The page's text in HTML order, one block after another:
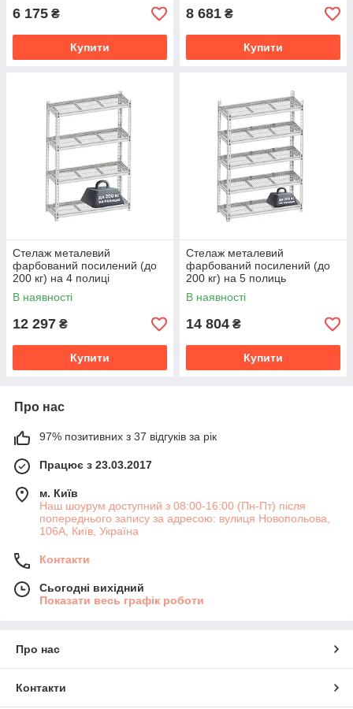
6 175 ₴
Купити
8 681 ₴
Купити
Стелаж металевий
фарбований посилений (до
200 кг) на 4 полиці
(1206х406х1800 мм) ТМ
"KOLCHUGA" (Кольчуга)
В наявності
12 297 ₴
Купити
Стелаж металевий
фарбований посилений (до
200 кг) на 5 полиць
(1206х406х1800 мм) ТМ
"KOLCHUGA" (Кольчуга)
В наявності
14 804 ₴
Купити
Про нас
97% позитивних з 37 відгуків за рік
Працює з 23.03.2017
м. Київ
Наш шоурум доступний з 08:00-16:00 (Пн-Пт) після
попереднього запису за адресою: вулиця Новопольова,
106А, Київ, Україна
Контакти
Сьогодні вихідний
Показати весь графік роботи
Про нас
Контакти